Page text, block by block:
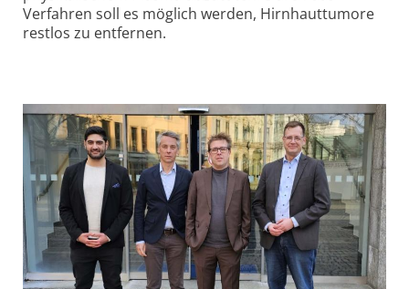
Verfahren soll es möglich werden, Hirnhauttumore
restlos zu entfernen.